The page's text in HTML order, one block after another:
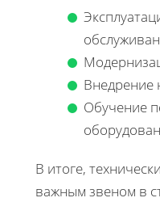
Внедрение
Обучение
В итоге,
важным звеном в